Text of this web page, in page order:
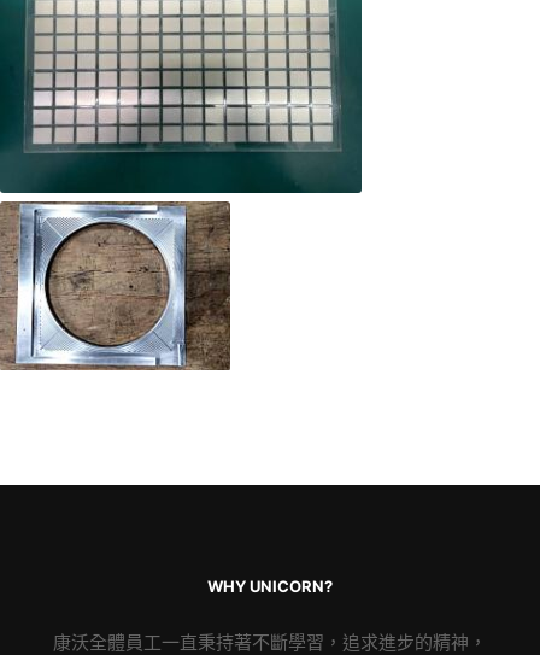
WHY UNICORN?
康沃全體員工一直秉持著不斷學習，追求進步的精神，